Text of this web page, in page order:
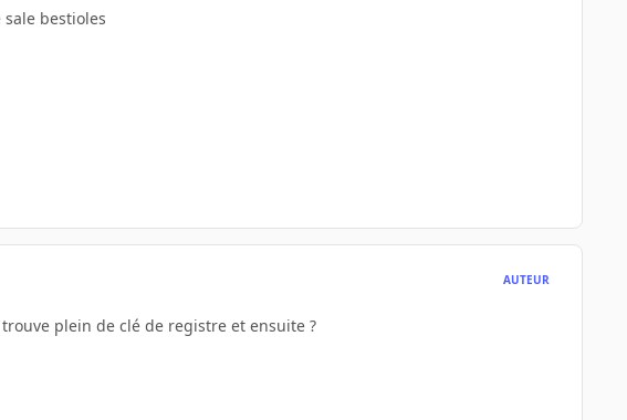
bestioles
AUTEUR
plein de clé de registre et ensuite ?